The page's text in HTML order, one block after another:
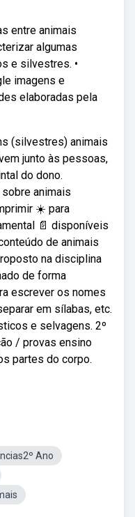
entre animais
algumas
e silvestres. •
imagens e
elaboradas pela
(silvestres) animais
junto às pessoas,
do dono.
animais
☀️ para
📄 disponíveis
de animais
na disciplina
de forma
escrever os nomes
em sílabas, etc.
e selvagens. 2º
/ provas ensino
partes do corpo.
Ano